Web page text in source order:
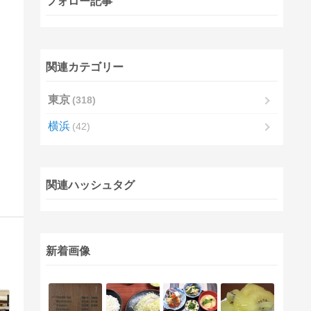
関連カテゴリー
東京 318
横浜 42
関連ハッシュタグ
新着画像